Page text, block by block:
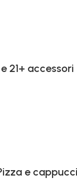
21+ accessori
e